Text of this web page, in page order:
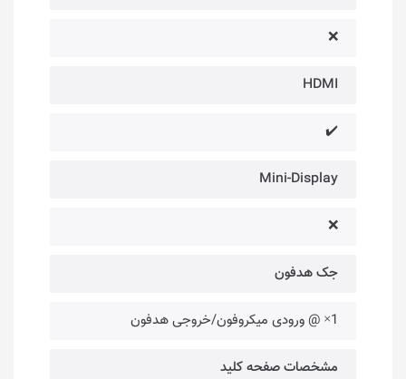
❌
HDMI
✔️
Mini-Display
❌
جک هدفون
1× @ ورودی میکروفون/خروجی هدفون
مشخصات صفحه کلید